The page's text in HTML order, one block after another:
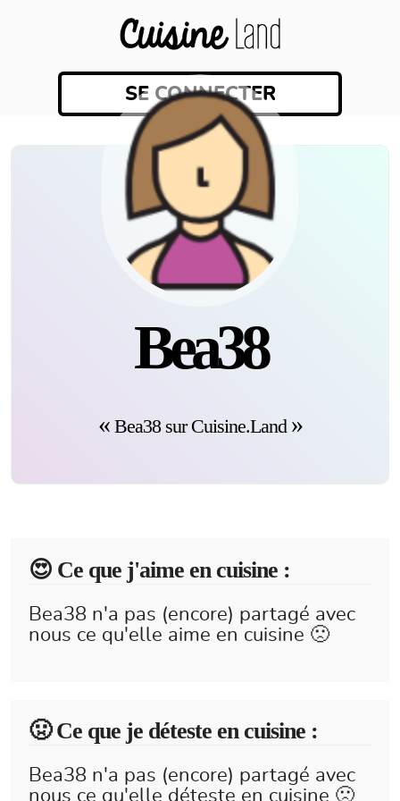
SE CONNECTER
Bea38
Bea38 sur Cuisine.Land
😍️ Ce que j'aime en cuisine :
Bea38 n'a pas (encore) partagé avec
nous ce qu'elle aime en cuisine 🙁
🤢 Ce que je déteste en cuisine :
Bea38 n'a pas (encore) partagé avec
nous ce qu'elle déteste en cuisine 🙁